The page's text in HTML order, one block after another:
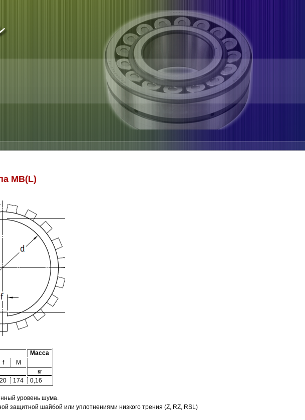
MB(L)
Масса
f
M
кг
20 174 0,16
уровень шума.
защитной шайбой или уплотнениями низкого трения (Z, RZ, RSL)